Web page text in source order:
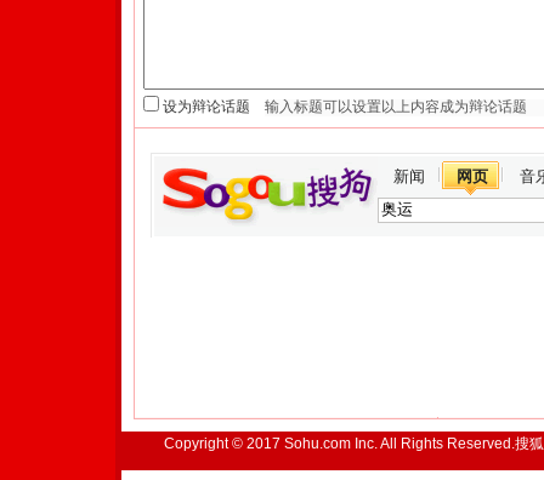
设为辩论话题
新闻 网页 音
Copyright © 2017 Sohu.com Inc. All Rights Reserved.搜